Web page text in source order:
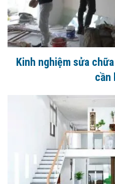
Kinh nghiệm sửa
cần